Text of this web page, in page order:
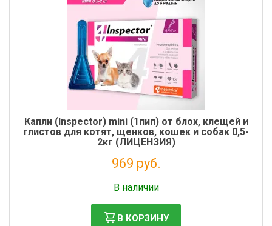
Капли (Inspector) mini (1пип) от блох, клещей и
глистов для котят, щенков, кошек и собак 0,5-
2кг (ЛИЦЕНЗИЯ)
969 руб.
В наличии
В КОРЗИНУ